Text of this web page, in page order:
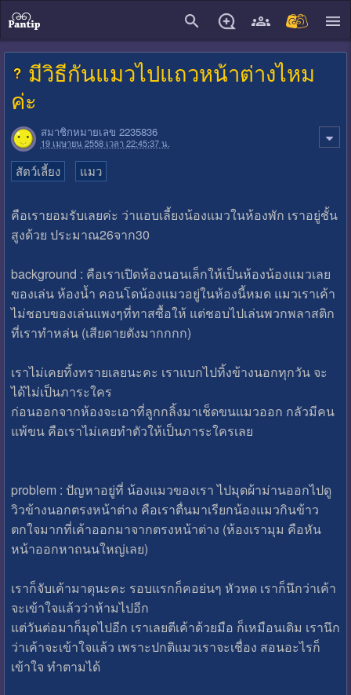
มีวิธีกันแมวไปแถวหน้าต่างไหม
ค่ะ
สมาชิกหมายเลข 2235836
19 เมษายน 2558 เวลา 22:45:37 น.
สัตว์เลี้ยง แมว
คือเรายอมรับเลยค่ะ ว่าแอบเลี้ยงน้องแมวในห้องพัก เราอยู่ชั้น
สูงด้วย ประมาณ26จาก30
background : คือเราเปิดห้องนอนเล็กให้เป็นห้องน้องแมวเลย
ของเล่น ห้องน้ำ คอนโดน้องแมวอยู่ในห้องนี้หมด แมวเราเค้า
ไม่ชอบของเล่นแพงๆที่ทาสซื้อให้ แต่ชอบไปเล่นพวกพลาสติก
ที่เราทำหล่น (เสียดายตังมากกกก)
เราไม่เคยทิ้งทรายเลยนะคะ เราแบกไปทิ้งข้างนอกทุกวัน จะ
ได้ไม่เป็นภาระใคร
ก่อนออกจากห้องจะเอาที่ลูกกลิ้งมาเช็ดขนแมวออก กลัวมีคน
แพ้ขน คือเราไม่เคยทำตัวให้เป็นภาระใครเลย
problem : ปัญหาอยู่ที่ น้องแมวของเรา ไปมุดผ้าม่านออกไปดู
วิวข้างนอกตรงหน้าต่าง คือเราตื่นมาเรียกน้องแมวกินข้าว
ตกใจมากที่เค้าออกมาจากตรงหน้าต่าง (ห้องเรามุม คือหัน
หน้าออกหาถนนใหญ่เลย)
เราก็จับเค้ามาดุนะคะ รอบแรกก็คอย่นๆ หัวหด เราก็นึกว่าเค้า
จะเข้าใจแล้วว่าห้ามไปอีก
แต่วันต่อมาก็มุดไปอีก เราเลยตีเค้าด้วยมือ ก็เหมือนเดิม เรานึก
ว่าเค้าจะเข้าใจแล้ว เพราะปกติแมวเราจะเชื่อง สอนอะไรก็
เข้าใจ ทำตามได้
close